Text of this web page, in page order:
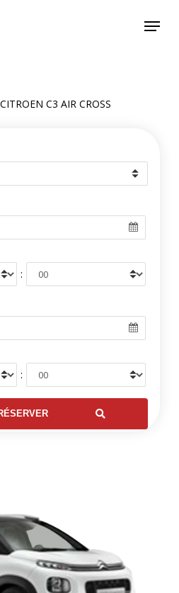
Menu
CITROEN C3 AIR CROSS
:
: